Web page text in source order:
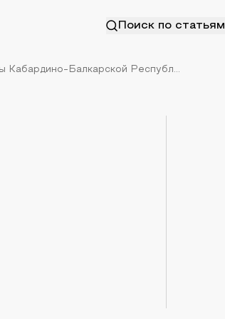
Поиск по статьям
Кабардино-Балкарской Республ...